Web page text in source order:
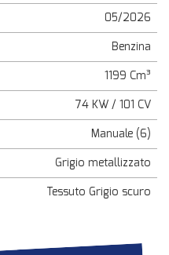
05/2026
Benzina
1199 Cm³
74 KW / 101 CV
Manuale (6)
Grigio metallizzato
Tessuto Grigio scuro